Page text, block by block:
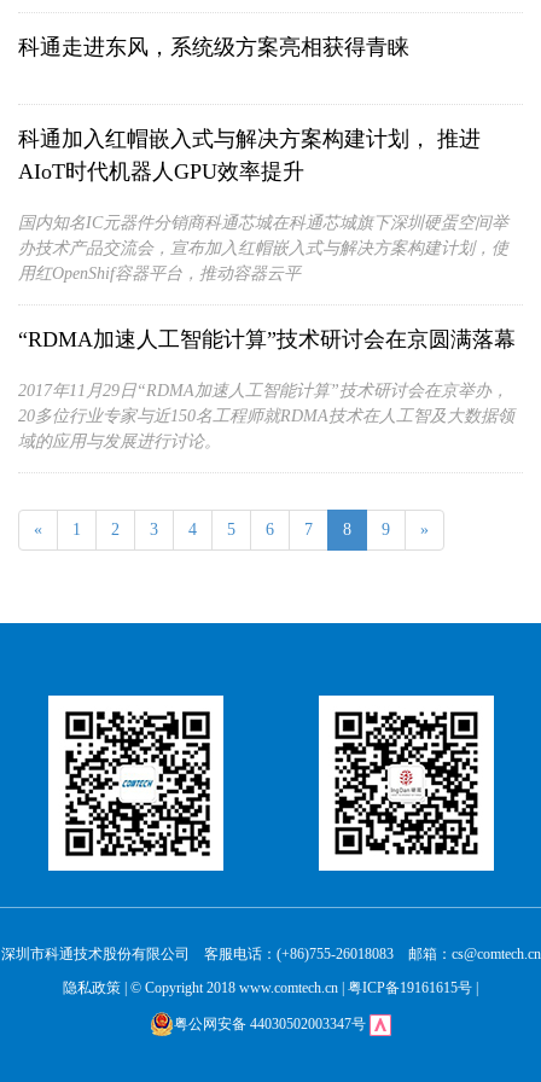
科通走进东风，系统级方案亮相获得青睐
科通加入红帽嵌入式与解决方案构建计划， 推进
AIoT时代机器人GPU效率提升
国内知名IC元器件分销商科通芯城在科通芯城旗下深圳硬蛋空间举
办技术产品交流会，宣布加入红帽嵌入式与解决方案构建计划，使
用红OpenShif容器平台，推动容器云平
“RDMA加速人工智能计算”技术研讨会在京圆满落幕
2017年11月29日“RDMA加速人工智能计算”技术研讨会在京举办，
20多位行业专家与近150名工程师就RDMA技术在人工智及大数据领
域的应用与发展进行讨论。
« 1 2 3 4 5 6 7 8 9 »
深圳市科通技术股份有限公司 客服电话：(+86)755-26018083 邮箱：cs@comtech.cn
隐私政策 | © Copyright 2018 www.comtech.cn | 粤ICP备19161615号
粤公网安备 44030502003347号